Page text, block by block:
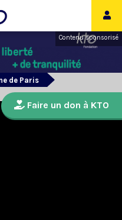
Contenu sponsorisé
de Paris
Faire un don à KTO